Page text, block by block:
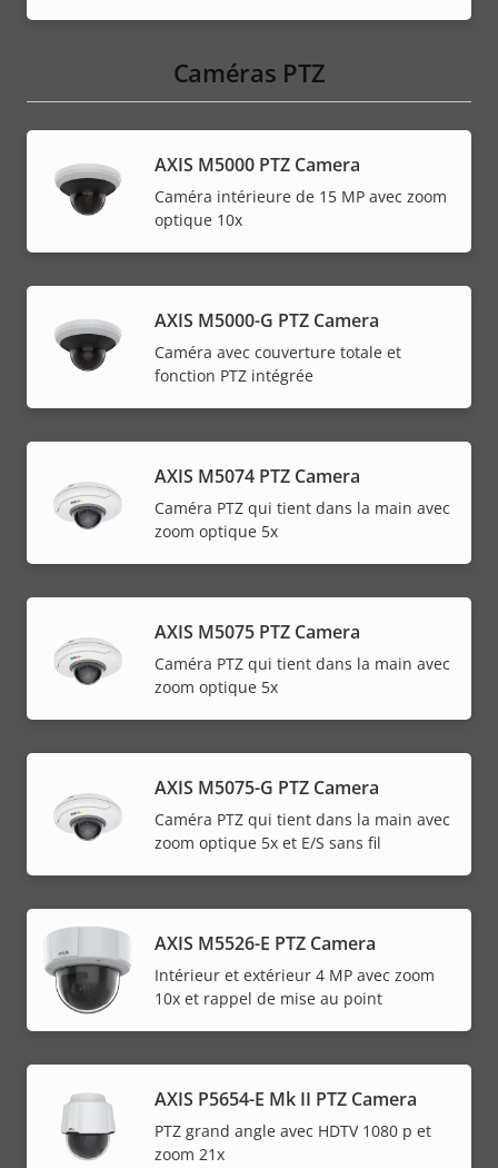
Caméras PTZ
AXIS M5000 PTZ Camera
Caméra intérieure de 15 MP avec zoom
optique 10x
AXIS M5000-G PTZ Camera
Caméra avec couverture totale et
fonction PTZ intégrée
AXIS M5074 PTZ Camera
Caméra PTZ qui tient dans la main avec
zoom optique 5x
AXIS M5075 PTZ Camera
Caméra PTZ qui tient dans la main avec
zoom optique 5x
AXIS M5075-G PTZ Camera
Caméra PTZ qui tient dans la main avec
zoom optique 5x et E/S sans fil
AXIS M5526-E PTZ Camera
Intérieur et extérieur 4 MP avec zoom
10x et rappel de mise au point
AXIS P5654-E Mk II PTZ Camera
PTZ grand angle avec HDTV 1080 p et
zoom 21x